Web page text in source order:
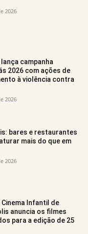
2026
campanha
2026 com ações de
à violência contra
2026
bares e restaurantes
mais do que em
2026
Infantil de
anuncia os filmes
para a edição de 25